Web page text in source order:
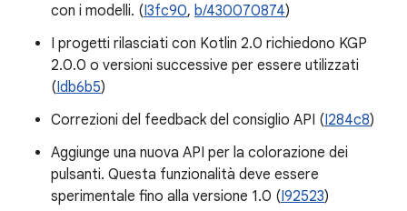
con i modelli. (I3fc90, b/430070874)
I progetti rilasciati con Kotlin 2.0 richiedono KGP
2.0.0 o versioni successive per essere utilizzati
(Idb6b5)
Correzioni del feedback del consiglio API (I284c8)
Aggiunge una nuova API per la colorazione dei
pulsanti. Questa funzionalità deve essere
sperimentale fino alla versione 1.0 (I92523)